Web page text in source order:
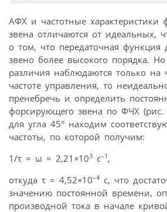
АФХ и частотные характеристики
звена отличаются от идеальных,
о том, что передаточная функция
звено более высокого порядка. Но
различия наблюдаются только на
частоте управления, то
пренебречь и определить
форсирующего звена по ФЧХ
для угла 45° находим
частоты, по которой получим:
1/τ = ω = 2,21 ×103 с–1 ,
откуда τ = 4,52×10–4 с, что
значению постоянной времени,
производной тока в начале